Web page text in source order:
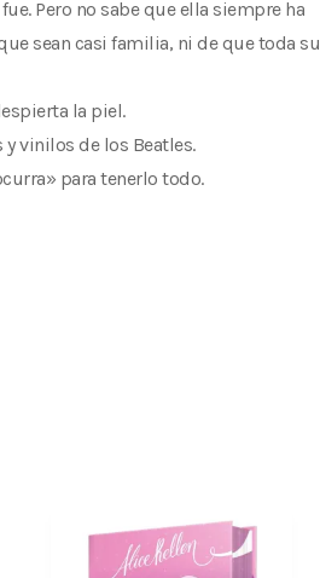
Pero no sabe que ella siempre ha
sean casi familia, ni de que toda su
la piel.
y vinilos de los Beatles.
para tenerlo todo.